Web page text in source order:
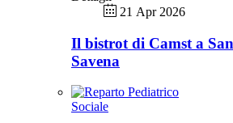
21 Apr 2026
Il bistrot di Camst a
Savena
Sociale